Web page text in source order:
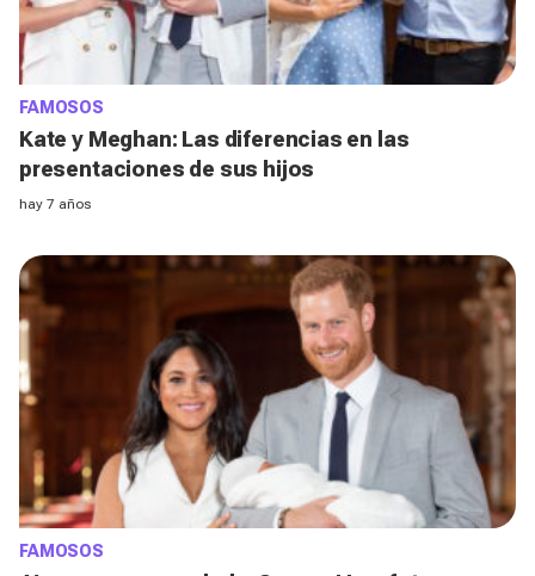
FAMOSOS
Kate y Meghan: Las diferencias en las
presentaciones de sus hijos
hay 7 años
FAMOSOS